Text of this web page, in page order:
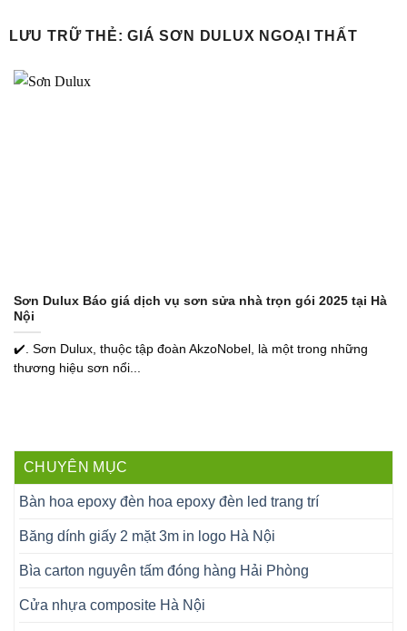
qua
dung
LƯU TRỮ THẺ:GIÁ SƠN DULUX NGOẠI THẤT
Sơn Dulux Báo giá dịch vụ sơn sửa nhà trọn gói 2025 tại Hà
Nội
✔️. Sơn Dulux, thuộc tập đoàn AkzoNobel, là một trong những
thương hiệu sơn nổi...
CHUYÊN MỤC
Bàn hoa epoxy đèn hoa epoxy đèn led trang trí
Băng dính giấy 2 mặt 3m in logo Hà Nội
Bìa carton nguyên tấm đóng hàng Hải Phòng
Cửa nhựa composite Hà Nội